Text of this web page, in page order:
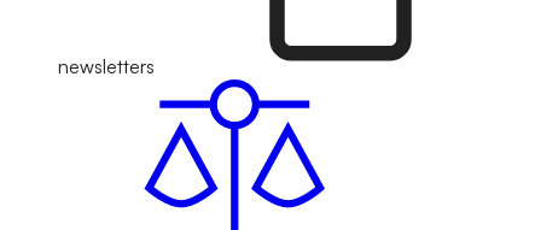
newsletters